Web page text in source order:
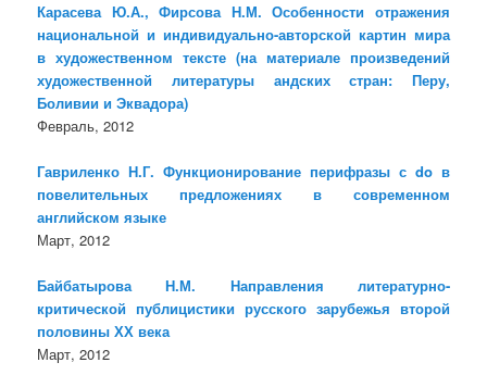
Карасева Ю.А., Фирсова Н.М. Особенности отражения
национальной и индивидуально-авторской картин мира
в художественном тексте (на материале произведений
художественной литературы андских стран: Перу,
Боливии и Эквадора)
Февраль, 2012
Гавриленко Н.Г. Функционирование перифразы с do в
повелительных предложениях в современном
английском языке
Март, 2012
Байбатырова Н.М. Направления литературно-
критической публицистики русского зарубежья второй
половины ХХ века
Март, 2012